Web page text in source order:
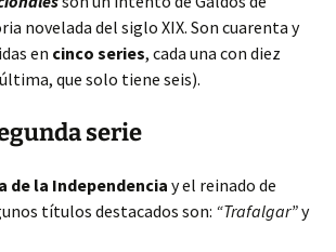
novelada del siglo XIX. Son cuarenta y
en cinco series, cada una con diez
que solo tiene seis).
serie
de la Independencia y el reinado de
títulos destacados son: “Trafalgar”y